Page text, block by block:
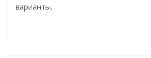
варианты.